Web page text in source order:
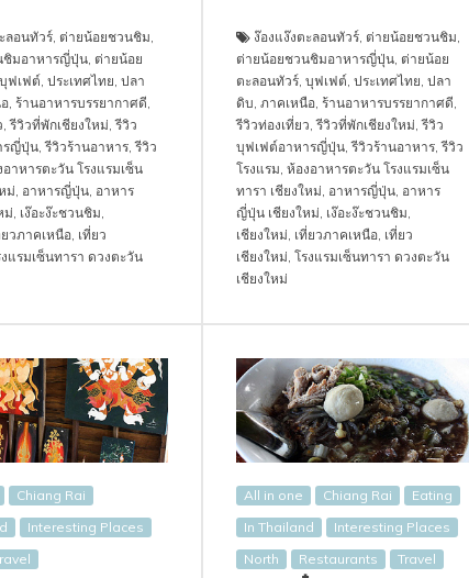
ลอนทัวร์, ต่ายน้อยชวนชิม,
ชิมอาหารญี่ปุ่น, ต่ายน้อย
ฟเฟต์, ประเทศไทย, ปลา
, ร้านอาหารบรรยากาศดี,
,รีวิวที่พักเชียงใหม่,รีวิว
รญี่ปุ่น,รีวิวร้านอาหาร,รีวิว
าหารตะวัน โรงแรมเซ็น
ม่, อาหารญี่ปุ่น, อาหาร
ม่, เง๊อะง๊ะชวนชิม,
วภาคเหนือ, เที่ยว
แรมเซ็นทารา ดวงตะวัน
ง๊องแง๊งตะลอนทัวร์, ต่ายน้อยชวนชิม,
ต่ายน้อยชวนชิมอาหารญี่ปุ่น, ต่ายน้อย
ตะลอนทัวร์, บุฟเฟต์, ประเทศไทย, ปลา
ดิบ, ภาคเหนือ, ร้านอาหารบรรยากาศดี,
รีวิวท่องเที่ยว,รีวิวที่พักเชียงใหม่,รีวิว
บุฟเฟต์อาหารญี่ปุ่น,รีวิวร้านอาหาร,รีวิว
โรงแรม, ห้องอาหารตะวัน โรงแรมเซ็น
ทารา เชียงใหม่, อาหารญี่ปุ่น, อาหาร
ญี่ปุ่น เชียงใหม่, เง๊อะง๊ะชวนชิม,
เชียงใหม่, เที่ยวภาคเหนือ, เที่ยว
เชียงใหม่, โรงแรมเซ็นทารา ดวงตะวัน
เชียงใหม่
Chiang Rai
Interesting Places
All in one Chiang Rai
Eating
In Thailand
Interesting Places
North
Restaurants Travel